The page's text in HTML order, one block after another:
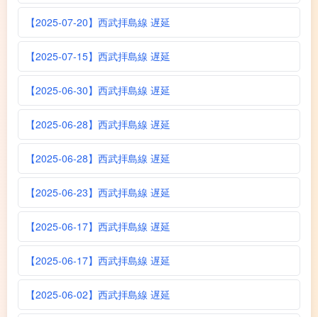
【2025-07-20】西武拝島線 遅延
【2025-07-15】西武拝島線 遅延
【2025-06-30】西武拝島線 遅延
【2025-06-28】西武拝島線 遅延
【2025-06-28】西武拝島線 遅延
【2025-06-23】西武拝島線 遅延
【2025-06-17】西武拝島線 遅延
【2025-06-17】西武拝島線 遅延
【2025-06-02】西武拝島線 遅延